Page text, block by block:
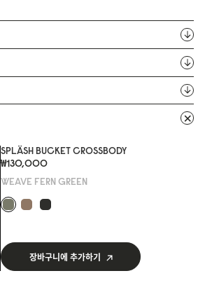
SPLÄSH BUCKET CROSSBODY
₩130,000
WEAVE FERN GREEN
장바구니에 추가하기